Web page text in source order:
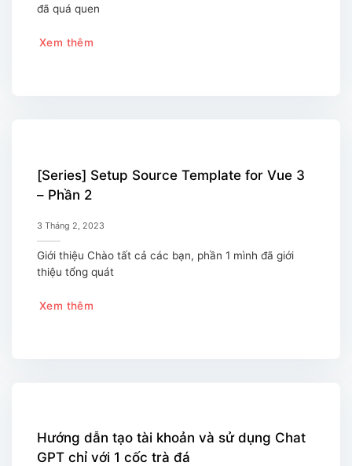
đã quá quen
Xem thêm
[Series] Setup Source Template for Vue 3
– Phần 2
3 Tháng 2, 2023
Giới thiệu Chào tất cả các bạn, phần 1 mình đã giới
thiệu tổng quát
Xem thêm
Hướng dẫn tạo tài khoản và sử dụng Chat
GPT chỉ với 1 cốc trà đá